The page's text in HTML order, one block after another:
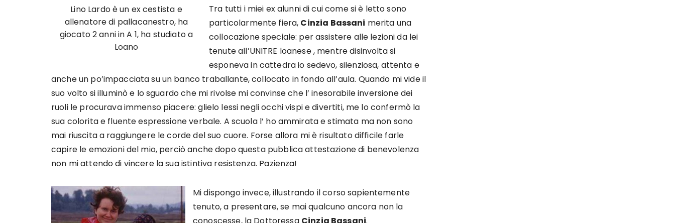
Lino Lardo è un ex cestista e
allenatore di pallacanestro, ha
giocato 2 anni in A 1, ha studiato a
Loano
Tra tutti i miei ex alunni di cui come si è letto sono
particolarmente fiera, Cinzia Bassani merita una
collocazione speciale: per assistere alle lezioni da lei
tenute all’UNITRE loanese , mentre disinvolta si
esponeva in cattedra io sedevo, silenziosa, attenta e
anche un po’impacciata su un banco traballante, collocato in fondo all’aula. Quando mi vide il
suo volto si illuminò e lo sguardo che mi rivolse mi convinse che l’ inesorabile inversione dei
ruoli le procurava immenso piacere: glielo lessi negli occhi vispi e divertiti, me lo confermò la
sua colorita e fluente espressione verbale. A scuola l’ ho ammirata e stimata ma non sono
mai riuscita a raggiungere le corde del suo cuore. Forse allora mi è risultato difficile farle
capire le emozioni del mio, perciò anche dopo questa pubblica attestazione di benevolenza
non mi attendo di vincere la sua istintiva resistenza. Pazienza!
Mi dispongo invece, illustrando il corso sapientemente
tenuto, a presentare, se mai qualcuno ancora non la